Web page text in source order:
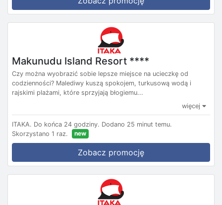
Makunudu Island Resort ****
Czy można wyobrazić sobie lepsze miejsce na ucieczkę od
codzienności? Malediwy kuszą spokojem, turkusową wodą i
rajskimi plażami, które sprzyjają błogiemu...
więcej
ITAKA. Do końca 24 godziny. Dodano 25 minut temu.
Skorzystano 1 raz.
new
Zobacz promocję